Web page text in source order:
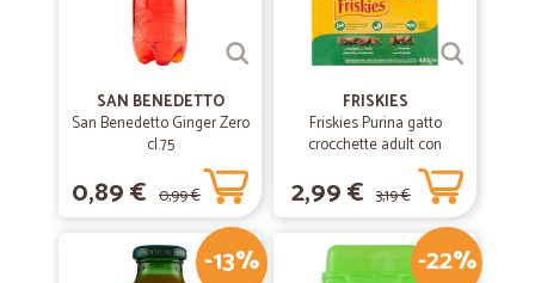
SAN BENEDETTO
San Benedetto Ginger Zero
cl.75
0,89 € 0,99 €
FRISKIES
Friskies Purina gatto
crocchette adult con
coniglio, pollo e verdure
scatola gr.400
2,99 € 3,19 €
-13% -22%